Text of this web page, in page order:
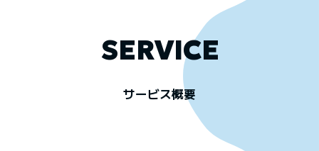
SERVICE
サービス概要